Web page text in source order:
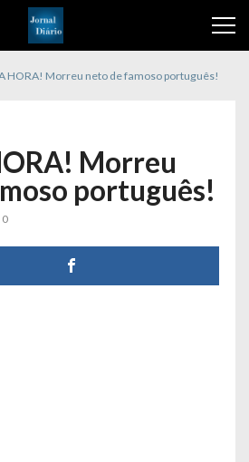
HORA! Morreu neto de famoso português!
Morreu
português!
0